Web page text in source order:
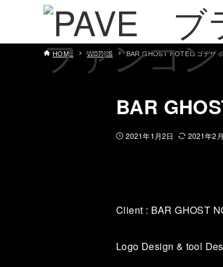
HOME WORKS BAR GHOST NOTEロゴデザ
BAR
2021年1月2日 2021年2
Client : BAR GHOST
Logo Design & tool